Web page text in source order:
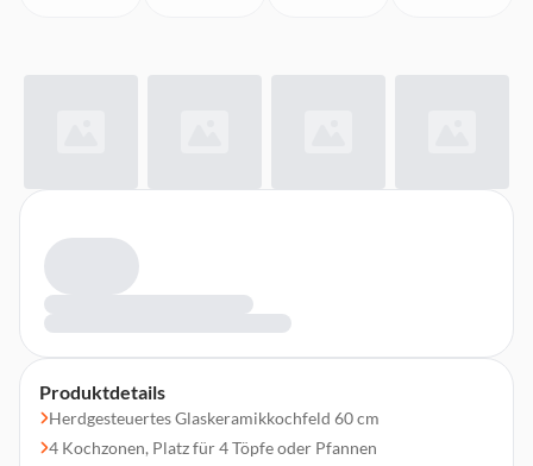
Produktdetails
Herdgesteuertes Glaskeramikkochfeld 60 cm
4 Kochzonen, Platz für 4 Töpfe oder Pfannen